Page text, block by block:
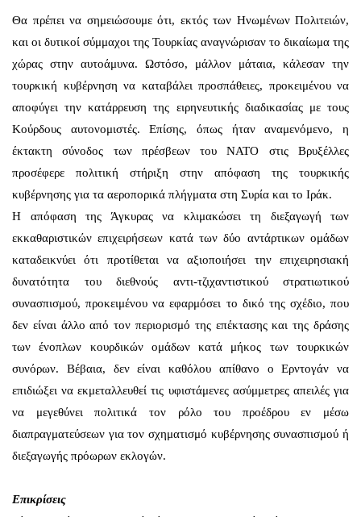
Θα πρέπει να σημειώσουμε ότι, εκτός των Ηνωμένων Πολιτειών,
και οι δυτικοί σύμμαχοι της Τουρκίας αναγνώρισαν το δικαίωμα της
χώρας στην αυτοάμυνα. Ωστόσο, μάλλον μάταια, κάλεσαν την
τουρκική κυβέρνηση να καταβάλει προσπάθειες, προκειμένου να
αποφύγει την κατάρρευση της ειρηνευτικής διαδικασίας με τους
Κούρδους αυτονομιστές. Επίσης, όπως ήταν αναμενόμενο, η
έκτακτη σύνοδος των πρέσβεων του NATO στις Βρυξέλλες
προσέφερε πολιτική στήριξη στην απόφαση της τουρκικής
κυβέρνησης για τα αεροπορικά πλήγματα στη Συρία και το Ιράκ.
Η απόφαση της Άγκυρας να κλιμακώσει τη διεξαγωγή των
εκκαθαριστικών επιχειρήσεων κατά των δύο αντάρτικων ομάδων
καταδεικνύει ότι προτίθεται να αξιοποιήσει την επιχειρησιακή
δυνατότητα του διεθνούς αντι-τζιχαντιστικού στρατιωτικού
συνασπισμού, προκειμένου να εφαρμόσει το δικό της σχέδιο, που
δεν είναι άλλο από τον περιορισμό της επέκτασης και της δράσης
των ένοπλων κουρδικών ομάδων κατά μήκος των τουρκικών
συνόρων. Βέβαια, δεν είναι καθόλου απίθανο ο Ερντογάν να
επιδιώξει να εκμεταλλευθεί τις υφιστάμενες ασύμμετρες απειλές για
να μεγεθύνει πολιτικά τον ρόλο του προέδρου εν μέσω
διαπραγματεύσεων για τον σχηματισμό κυβέρνησης συνασπισμού ή
διεξαγωγής πρόωρων εκλογών.
Επικρίσεις